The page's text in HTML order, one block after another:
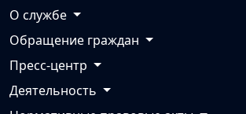
О службе
Обращение граждан
Пресс-центр
Деятельность